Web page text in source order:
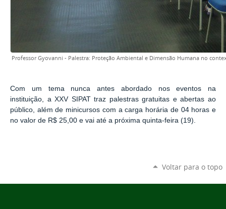
Professor Gyovanni - Palestra: Proteção Ambiental e Dimensão Humana no
Com um tema nunca antes abordado nos eventos na
instituição, a XXV SIPAT traz palestras gratuitas e abertas ao
público, além de minicursos com a carga horária de 04 horas e
no valor de R$ 25,00 e vai até a próxima quinta-feira (19).
Voltar para o topo